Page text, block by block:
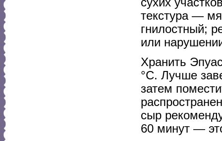
текстура —
гнилостный;
или
Хранить
°C. Лучше
затем
сыр
60 минут —